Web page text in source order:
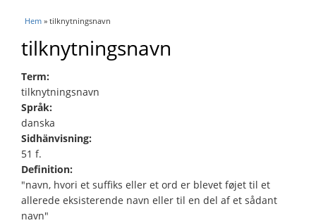
Du är här
Hem » tilknytningsnavn
tilknytningsnavn
Term:
tilknytningsnavn
Språk:
danska
Sidhänvisning:
51 f.
Definition:
"navn, hvori et suffiks eller et ord er blevet føjet til et
allerede eksisterende navn eller til en del af et sådant
navn"